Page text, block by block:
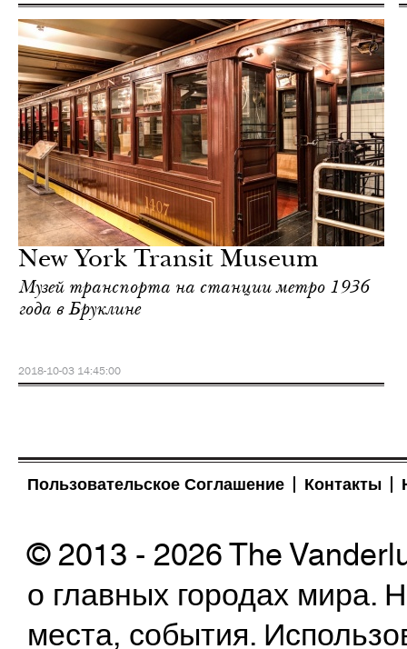
New York Transit Museum
Музей транспорта на станции метро 1936
года в Бруклине
2018-10-03 14:45:00
Пользовательское Соглашение Контакты
© 2013 - 2026 The
о главных городах
места, события.